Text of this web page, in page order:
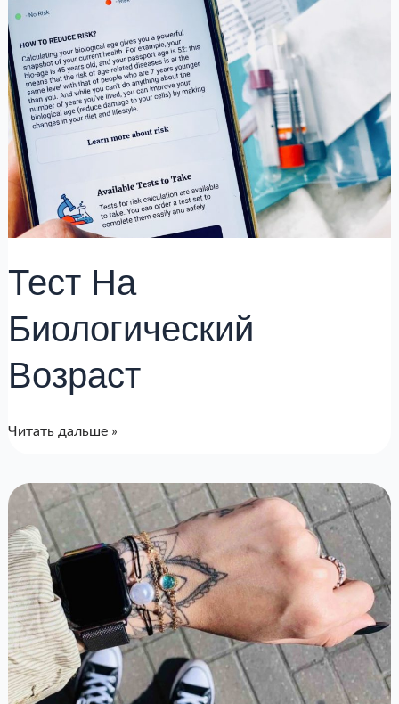
Тест На
Биологический
Возраст
Биологический
Возраст
Читать дальше »
Биологический
Возраст
Levine’s
Dnam
Phenoage